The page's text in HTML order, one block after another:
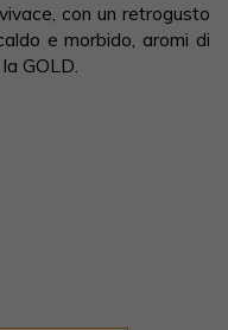
con un retrogusto
e morbido, aromi di
GOLD.